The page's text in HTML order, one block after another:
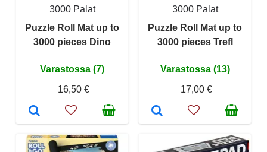
3000 Palat
Puzzle Roll Mat up to
3000 pieces Dino
Varastossa (7)
16,50 €
3000 Palat
Puzzle Roll Mat up to
3000 pieces Trefl
Varastossa (13)
17,00 €